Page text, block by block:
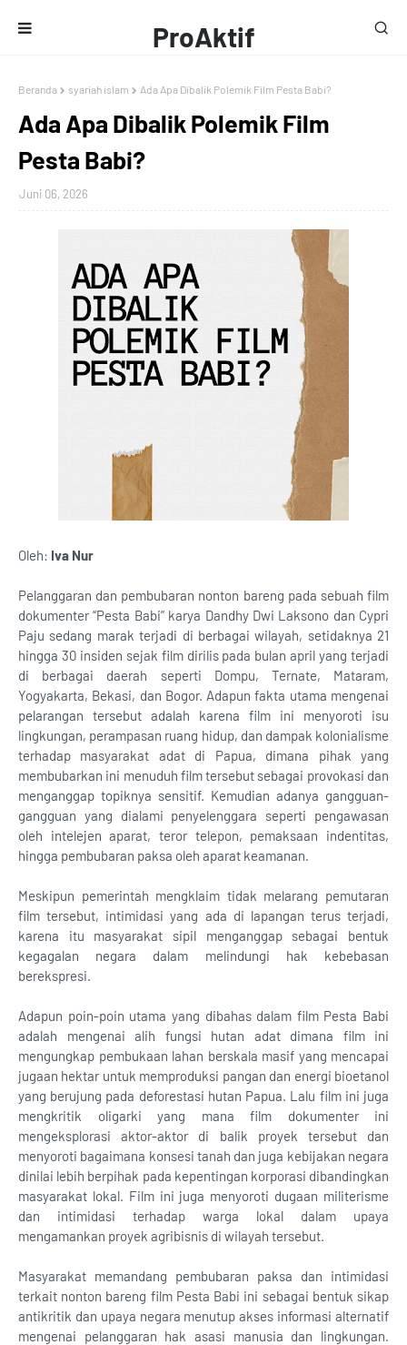
ProAktif
Media
Beranda syariah islam Ada Apa Dibalik Polemik Film Pesta Babi?
Ada Apa Dibalik Polemik Film
Pesta Babi?
Juni 06, 2026
Oleh: Iva Nur
Pelanggaran dan pembubaran nonton bareng pada sebuah film
dokumenter “Pesta Babi” karya Dandhy Dwi Laksono dan Cypri
Paju sedang marak terjadi di berbagai wilayah, setidaknya 21
hingga 30 insiden sejak film dirilis pada bulan april yang terjadi
di berbagai daerah seperti Dompu, Ternate, Mataram,
Yogyakarta, Bekasi, dan Bogor. Adapun fakta utama mengenai
pelarangan tersebut adalah karena film ini menyoroti isu
lingkungan, perampasan ruang hidup, dan dampak kolonialisme
terhadap masyarakat adat di Papua, dimana pihak yang
membubarkan ini menuduh film tersebut sebagai provokasi dan
menganggap topiknya sensitif. Kemudian adanya gangguan-
gangguan yang dialami penyelenggara seperti pengawasan
oleh intelejen aparat, teror telepon, pemaksaan indentitas,
hingga pembubaran paksa oleh aparat keamanan.
Meskipun pemerintah mengklaim tidak melarang pemutaran
film tersebut, intimidasi yang ada di lapangan terus terjadi,
karena itu masyarakat sipil menganggap sebagai bentuk
kegagalan negara dalam melindungi hak kebebasan
berekspresi.
Adapun poin-poin utama yang dibahas dalam film Pesta Babi
adalah mengenai alih fungsi hutan adat dimana film ini
mengungkap pembukaan lahan berskala masif yang mencapai
jugaan hektar untuk memproduksi pangan dan energi bioetanol
yang berujung pada deforestasi hutan Papua. Lalu film ini juga
mengkritik oligarki yang mana film dokumenter ini
mengeksplorasi aktor-aktor di balik proyek tersebut dan
menyoroti bagaimana konsesi tanah dan juga kebijakan negara
dinilai lebih berpihak pada kepentingan korporasi dibandingkan
masyarakat lokal. Film ini juga menyoroti dugaan militerisme
dan intimidasi terhadap warga lokal dalam upaya
mengamankan proyek agribisnis di wilayah tersebut.
Masyarakat memandang pembubaran paksa dan intimidasi
terkait nonton bareng film Pesta Babi ini sebagai bentuk sikap
antikritik dan upaya negara menutup akses informasi alternatif
mengenai pelanggaran hak asasi manusia dan lingkungan.